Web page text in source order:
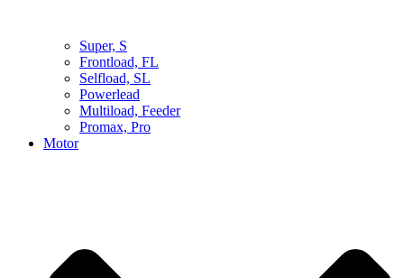
Super, S
Frontload, FL
Selfload, SL
Powerlead
Multiload, Feeder
Promax, Pro
Motor